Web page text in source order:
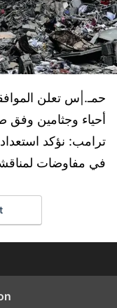
حمـ.|س تعلن
أحياء وجثامين وفق
ترامب: نؤكد
في مفاوضات